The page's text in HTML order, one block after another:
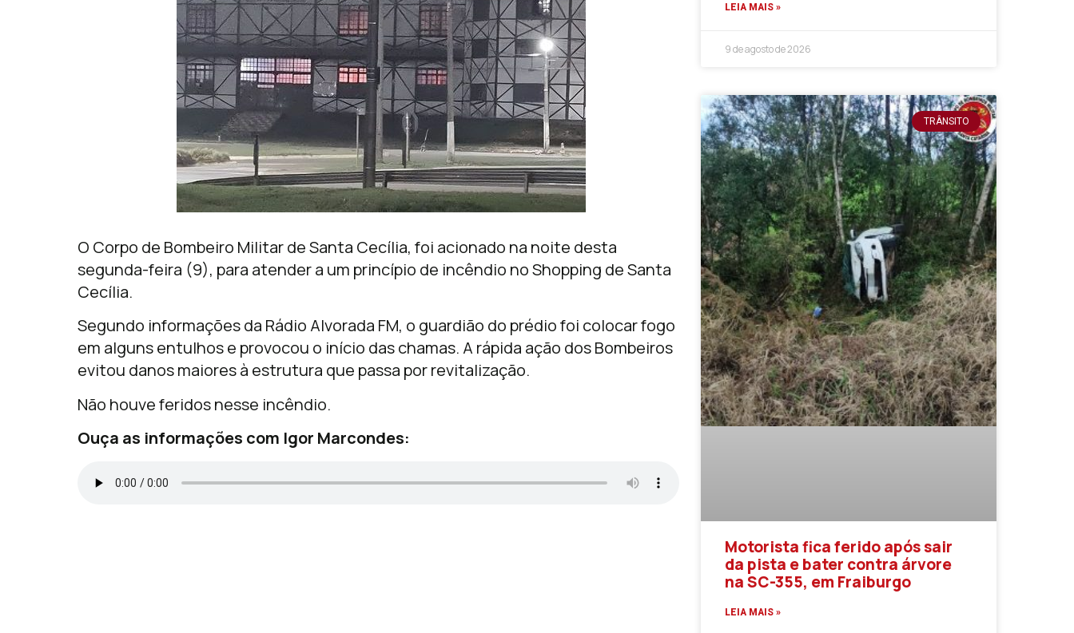
O Corpo de Bombeiro Militar de Santa Cecília, foi acionado na noite desta
segunda-feira (9), para atender a um princípio de incêndio no Shopping de Santa
Cecília.
Segundo informações da Rádio Alvorada FM, o guardião do prédio foi colocar fogo
em alguns entulhos e provocou o início das chamas. A rápida ação dos Bombeiros
evitou danos maiores à estrutura que passa por revitalização.
Não houve feridos nesse incêndio.
Ouça as informações com Igor Marcondes:
LEIA MAIS »
9 de agosto de 2026
TRÂNSITO
Motorista fica ferido após sair
da pista e bater contra árvore
na SC-355, em Fraiburgo
LEIA MAIS »